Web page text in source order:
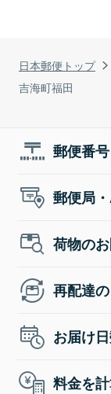
日本郵便トップ
吉海町福田
郵便番
郵便局
荷物の
再配達
お届け
料金を